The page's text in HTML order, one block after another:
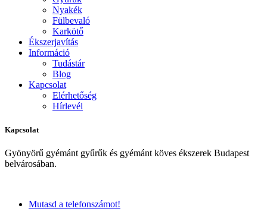
Nyakék
Fülbevaló
Karkötő
Ékszerjavítás
Információ
Tudástár
Blog
Kapcsolat
Elérhetőség
Hírlevél
Kapcsolat
Gyönyörű gyémánt gyűrűk és gyémánt köves ékszerek Budapest
belvárosában.
Mutasd a telefonszámot!